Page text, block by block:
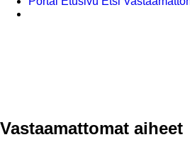
Vastaamattomat aiheet